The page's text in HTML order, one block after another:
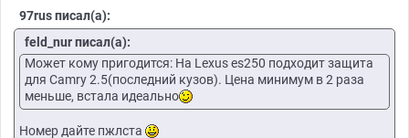
97rus писал(а):
feld_nur писал(а):
Может кому пригодится: На Lexus es250 подходит защита
для Camry 2.5(последний кузов). Цена минимум в 2 раза
меньше, встала идеально
Номер дайте пжлста